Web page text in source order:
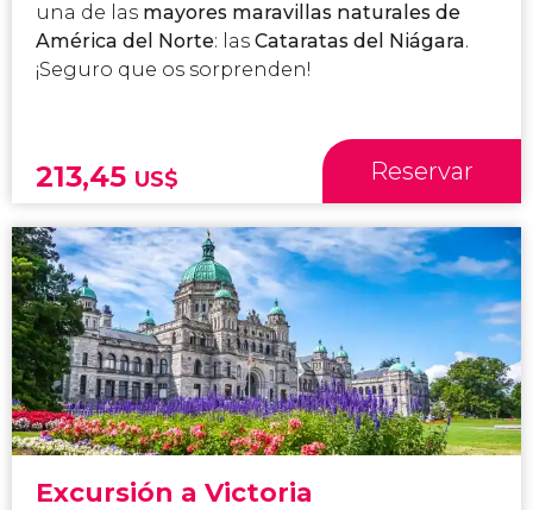
una de las mayores maravillas naturales de
América del Norte: las Cataratas del Niágara.
¡Seguro que os sorprenden!
213,45 US$ Reservar
Excursión a Victoria